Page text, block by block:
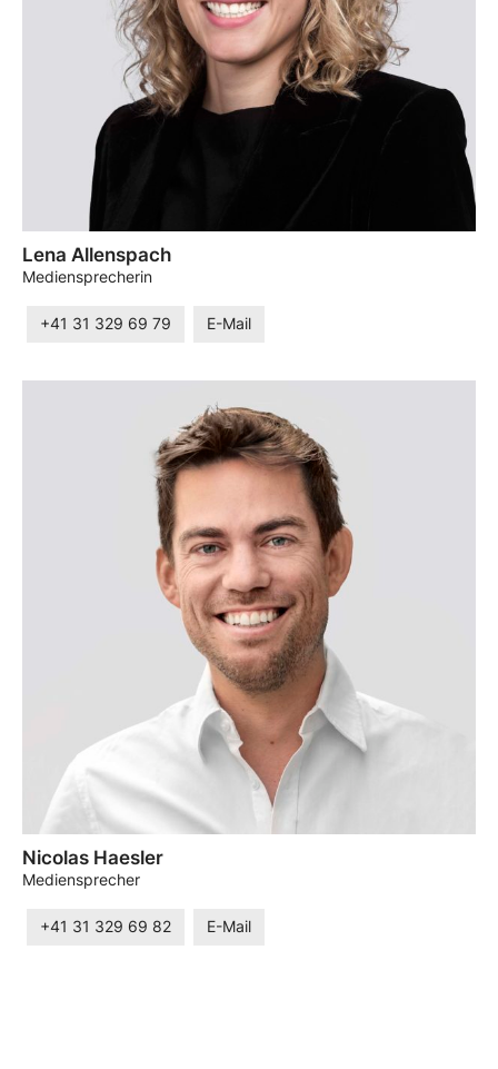
Lena Allenspach
Mediensprecherin
+41 31 329 69 79 E-Mail
Nicolas Haesler
Mediensprecher
+41 31 329 69 82 E-Mail